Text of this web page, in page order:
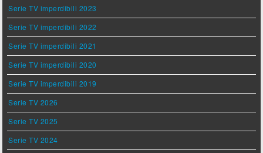
Serie TV imperdibili 2023
Serie TV imperdibili 2022
Serie TV imperdibili 2021
Serie TV imperdibili 2020
Serie TV imperdibili 2019
Serie TV 2026
Serie TV 2025
Serie TV 2024